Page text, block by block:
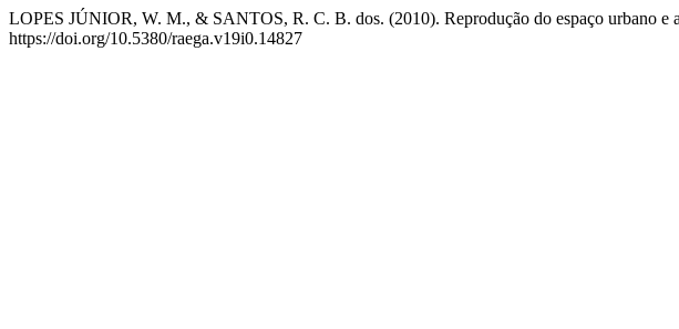
LOPES JÚNIOR, W. M., & SANTOS, R. C. B. dos. (2010). Reprodução do espaço urbano e a
https://doi.org/10.5380/raega.v19i0.14827